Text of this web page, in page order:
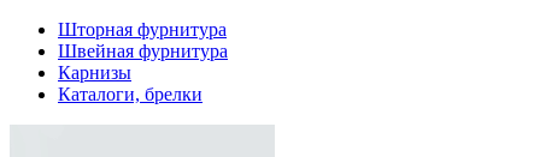
Шторная фурнитура
Швейная фурнитура
Карнизы
Каталоги, брелки